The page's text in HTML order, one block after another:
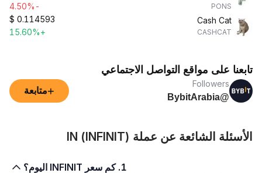
PONS
-4.50%
Cash Cat
CASHCAT
$ 0.114593
+15.60%
تابعنا على مواقع التواصل الاجتماعي
Followers
@BybitArabia
+متابعة
الأسئلة الشائعة عن عملة IN (INFINIT)
1. كم سعر INFINIT اليوم؟